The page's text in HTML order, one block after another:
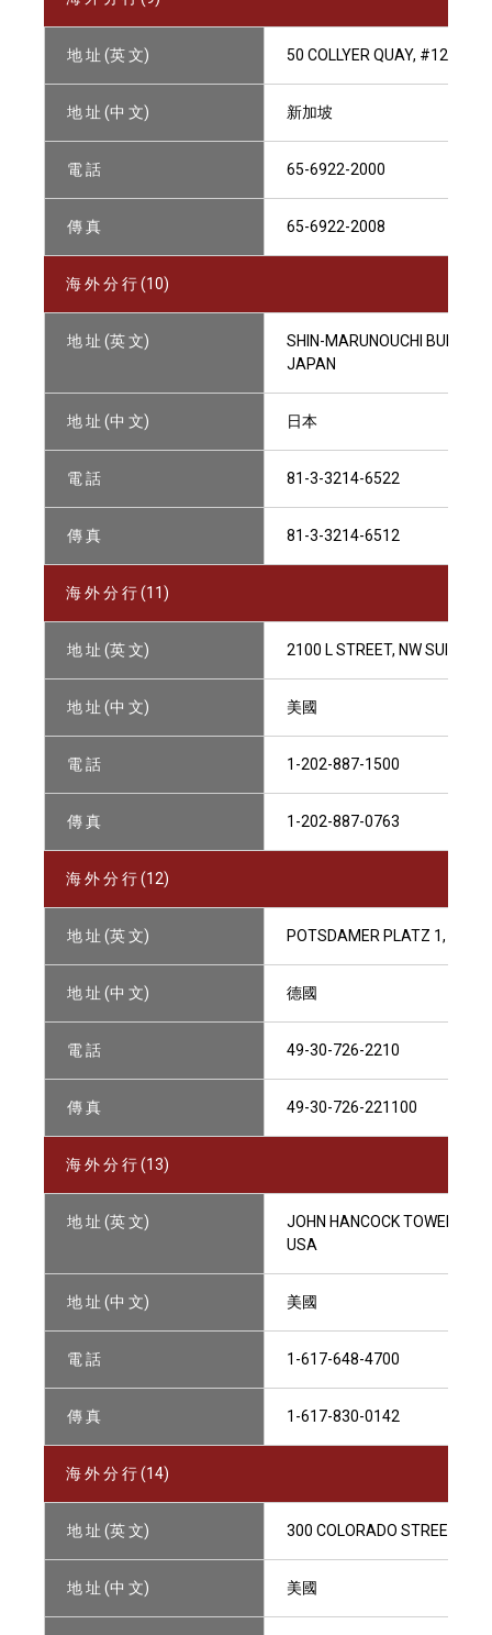
地 址 (英 文) 50 COLLYER QUAY, #12-01
地 址 (中 文) 新加坡
電 話 65-6922-2000
傳 真 65-6922-2008
海 外 分 行 (10)
地 址 (英 文)
SHIN-MARUNOUCHI
JAPAN
地 址 (中 文) 日本
電 話 81-3-3214-6522
傳 真 81-3-3214-6512
海 外 分 行 (11)
地 址 (英 文) 2100 L STREET, NW SUITE
地 址 (中 文) 美國
電 話 1-202-887-1500
傳 真 1-202-887-0763
海 外 分 行 (12)
地 址 (英 文) POTSDAMER PLATZ 1,
地 址 (中 文) 德國
電 話 49-30-726-2210
傳 真 49-30-726-221100
海 外 分 行 (13)
地 址 (英 文)
JOHN HANCOCK TOWER,
USA
地 址 (中 文) 美國
電 話 1-617-648-4700
傳 真 1-617-830-0142
海 外 分 行 (14)
地 址 (英 文) 300 COLORADO STREET,
地 址 (中 文) 美國